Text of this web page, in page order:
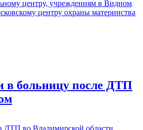
центру, учреждениям в Видном
центру охраны материнства
в больницу после ДТП
ДТП во Владимирской области